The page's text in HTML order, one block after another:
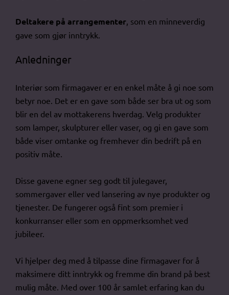
Deltakere på arrangementer , som en minneverdig
gave som gjør inntrykk.
Anledninger
Interiør som firmagaver er en enkel måte å gi noe som
betyr noe. Det er en gave som både ser bra ut og som
blir en del av mottakerens hverdag. Velg produkter
som lamper, skulpturer eller vaser, og gi en gave som
både viser omtanke og fremhever din bedrift på en
positiv måte.
Disse gavene egner seg godt til julegaver,
sommergaver eller ved lansering av nye produkter og
tjenester. De fungerer også fint som premier i
konkurranser eller som en oppmerksomhet ved
jubileer.
Vi hjelper deg med å tilpasse dine firmagaver for å
maksimere ditt inntrykk og fremme din brand på best
mulig måte. Med over 100 år samlet erfaring kan du